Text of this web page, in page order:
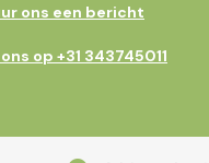
ons een bericht
op +31 343745011